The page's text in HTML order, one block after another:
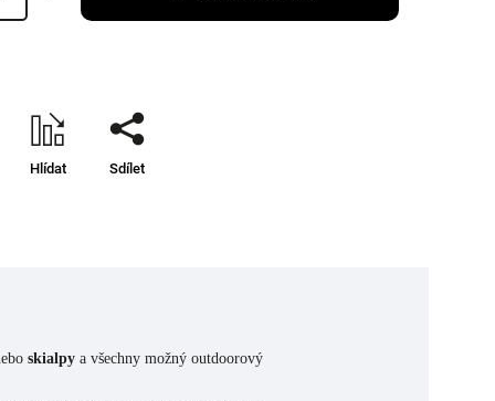
Hlídat Sdílet
skialpy a všechny možný outdoorový